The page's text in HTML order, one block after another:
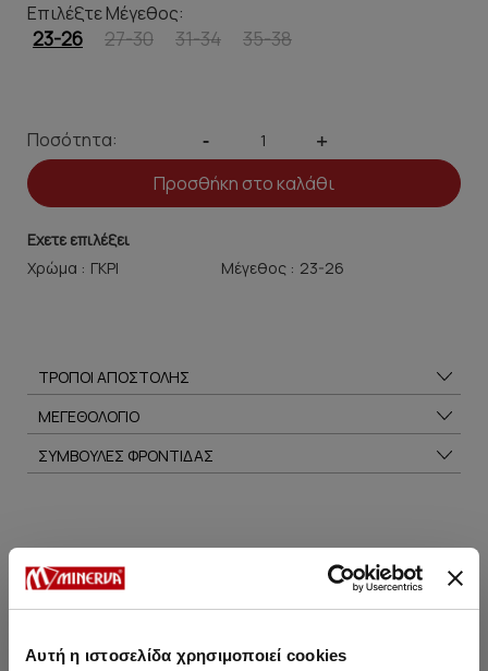
Αυτή η ιστοσελίδα χρησιμοποιεί cookies
Επιλέξτε Μέγεθος:
23-26 27-30 31-34 35-38
Ποσότητα: - +
Προσθήκη στο καλάθι
Εχετε επιλέξει
Χρώμα :
Μέγεθος :
ΤΡΟΠΟΙ ΑΠΟΣΤΟΛΗΣ
ΜΕΓΕΘΟΛΟΓΙΟ
ΣΥΜΒΟΥΛΕΣ ΦΡΟΝΤΙΔΑΣ
Μπορεί να σου αρέσει επίσης
HOT OFFER